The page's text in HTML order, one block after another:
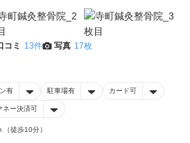
コミ 13件 写真 17枚
有 駐車場有 カード可
ネー決済可
徒歩10分）